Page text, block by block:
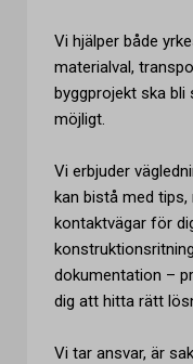
Vi hjälper både
materialval,
byggprojekt ska
möjligt.
Vi erbjuder
kan bistå med
kontaktvägar för
dokumentation –
dig att hitta rätt
Vi tar ansvar, är